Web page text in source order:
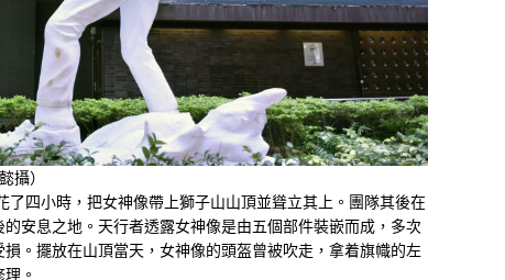
攝）
四小時，把女神像帶上獅子山山頂並聳立其上。團隊其後在
安息之地。天行者透露女神像是由五個部件裝嵌而成，多次
。擺放在山頂當天，女神像的頭盔曾被吹走，拿着旗幟的左
。